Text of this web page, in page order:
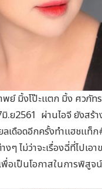
มิ้ง ศวภัทร อดีตแ
ย2561 ผ่านไอจี ยังสร้
ลเดือดอีกครั้งทำแฮชแท็
งๆ ไม่ว่าจะเรื่องฉี่ที่ไปเ
อเป็นโอกาสในการพิสู